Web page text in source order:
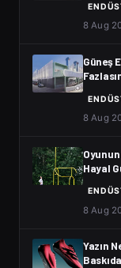
8 Aug
Güneş
8 Aug
Hayal
8 Aug
Yazın